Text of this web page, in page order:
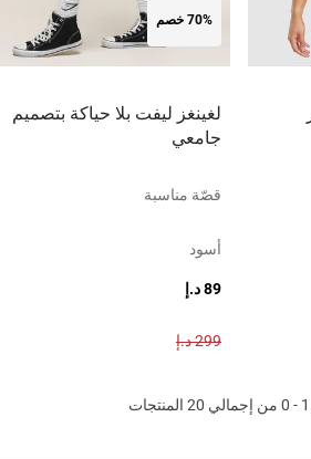
70% خصم
لغينغز ليفت بلا حياكة بتصميم
جامعي
قصّة مناسبة
أسود
89 د.إ
299 د.إ